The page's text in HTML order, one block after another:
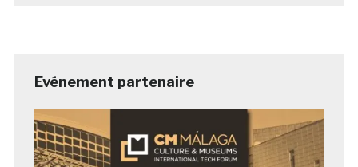
Evénement partenaire